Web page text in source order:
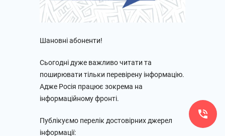
Шановні абоненти!
Сьогодні дуже важливо читати та
поширювати тільки перевірену інформацію.
Адже Росія працює зокрема на
інформаційному фронті.
Публікуємо перелік достовірних джерел
інформації: